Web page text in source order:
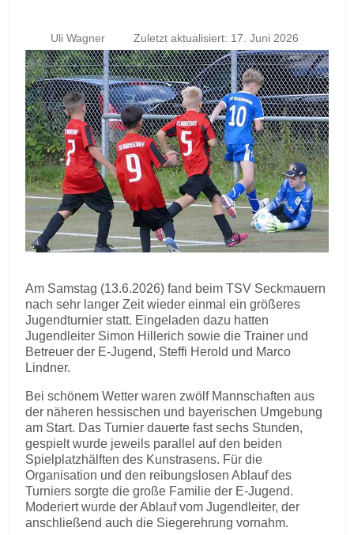
Uli Wagner Zuletzt aktualisiert: 17. Juni 2026
Am Samstag (13.6.2026) fand beim TSV Seckmauern
nach sehr langer Zeit wieder einmal ein größeres
Jugendturnier statt. Eingeladen dazu hatten
Jugendleiter Simon Hillerich sowie die Trainer und
Betreuer der E-Jugend, Steffi Herold und Marco
Lindner.
Bei schönem Wetter waren zwölf Mannschaften aus
der näheren hessischen und bayerischen Umgebung
am Start. Das Turnier dauerte fast sechs Stunden,
gespielt wurde jeweils parallel auf den beiden
Spielplatzhälften des Kunstrasens. Für die
Organisation und den reibungslosen Ablauf des
Turniers sorgte die große Familie der E-Jugend.
Moderiert wurde der Ablauf vom Jugendleiter, der
anschließend auch die Siegerehrung vornahm.